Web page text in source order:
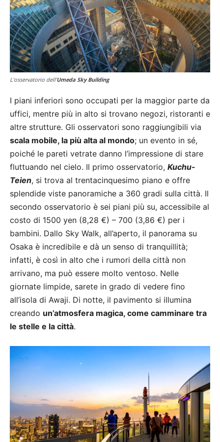
L’osservatorio dell’Umeda Sky Building
I piani inferiori sono occupati per la maggior parte da
uffici, mentre più in alto si trovano negozi, ristoranti e
altre strutture. Gli osservatori sono raggiungibili via
scala mobile, la più alta al mondo; un evento in sé,
poiché le pareti vetrate danno l’impressione di stare
fluttuando nel cielo. Il primo osservatorio, Kuchu-
Teien, si trova al trentacinquesimo piano e offre
splendide viste panoramiche a 360 gradi sulla città. Il
secondo osservatorio è sei piani più su, accessibile al
costo di 1500 yen (8,28 €) – 700 (3,86 €) per i
bambini. Dallo Sky Walk, all’aperto, il panorama su
Osaka è incredibile e dà un senso di tranquillità;
infatti, è così in alto che i rumori della città non
arrivano, ma può essere molto ventoso. Nelle
giornate limpide, sarete in grado di vedere fino
all’isola di Awaji. Di notte, il pavimento si illumina
creando un’atmosfera magica, come camminare tra
le stelle e la città.